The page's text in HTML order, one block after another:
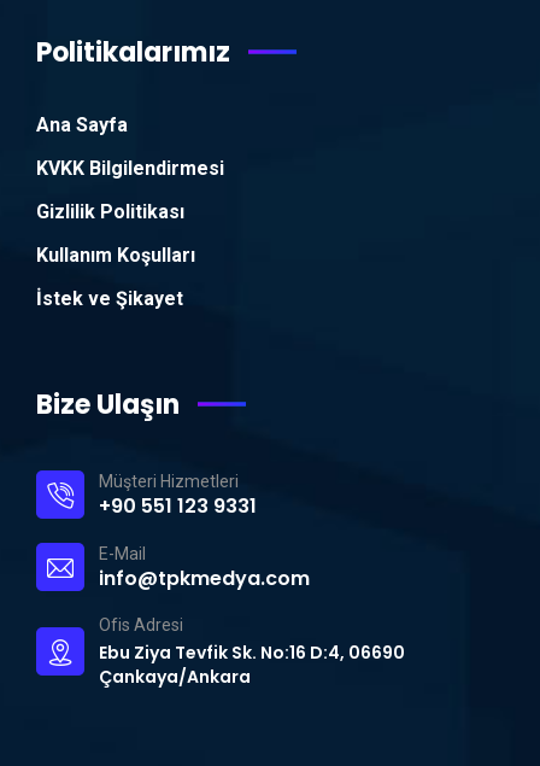
Politikalarımız
Ana Sayfa
KVKK Bilgilendirmesi
Gizlilik Politikası
Kullanım Koşulları
İstek ve Şikayet
Bize Ulaşın
Müşteri Hizmetleri
+90 551 123 9331
E-Mail
info@tpkmedya.com
Ofis Adresi
Ebu Ziya Tevfik Sk. No:16 D:4, 06690
Çankaya/Ankara